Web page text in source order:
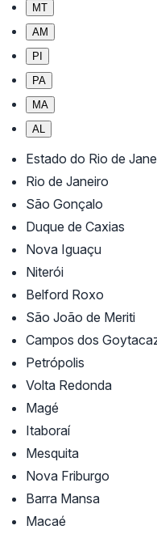
MT
AM
PI
PA
MA
AL
Estado do Rio de
Rio de Janeiro
São Gonçalo
Duque de Caxias
Nova Iguaçu
Niterói
Belford Roxo
São João de Meriti
Campos dos
Petrópolis
Volta Redonda
Magé
Itaboraí
Mesquita
Nova Friburgo
Barra Mansa
Macaé